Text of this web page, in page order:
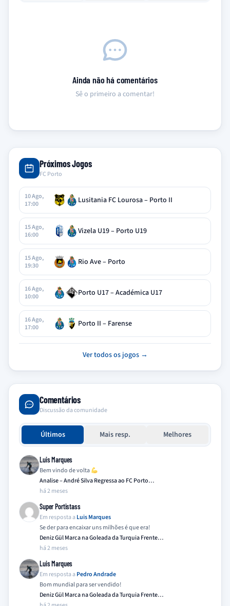
Ainda não há comentários
Sê o primeiro a comentar!
Próximos Jogos
FC Porto
10 Ago,
17:00
Lusitania FC Lourosa – Porto II
15 Ago,
16:00
Vizela U19 – Porto U19
15 Ago,
19:30
Rio Ave – Porto
16 Ago,
10:00
Porto U17 – Académica U17
16 Ago,
17:00
Porto II – Farense
Ver todos os jogos →
Comentários
Discussão da comunidade
Últimos Mais resp. Melhores
Luis Marques
Bem vindo de volta
Analise – André Silva Regressa ao FC Porto…
há 2 meses
Super Portistass
Em resposta a Luis Marques
Se der para encaixar uns milhões é que era!
Deniz Gül Marca na Goleada da Turquia Frente…
há 2 meses
Luis Marques
Em resposta a Pedro Andrade
Bom mundial para ser vendido!
Deniz Gül Marca na Goleada da Turquia Frente…